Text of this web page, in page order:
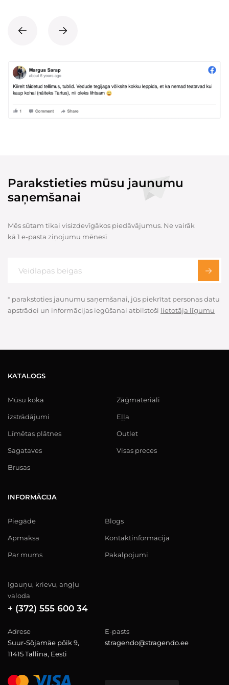
Parakstieties mūsu jaunumu
saņemšanai
Mēs sūtam tikai visizdevīgākos piedāvājumus. Ne vairāk
kā 1 e-pasta ziņojumu mēnesī
* parakstoties jaunumu saņemšanai, jūs piekrītat personas datu
apstrādei un informācijas iegūšanai atbilstoši lietotāja līgumu
KATALOGS
Mūsu koka
izstrādājumi
Līmētas plātnes
Sagataves
Brusas
Zāģmateriāli
Eļļa
Outlet
Visas preces
INFORMĀCIJA
Piegāde
Apmaksa
Par mums
Blogs
Kontaktinformācija
Pakalpojumi
Igauņu, krievu, angļu
valoda
+ (372) 555 600 34
Adrese
Suur-Sõjamäe põik 9,
11415 Tallina, Eesti
E-pasts
stragendo@stragendo.ee